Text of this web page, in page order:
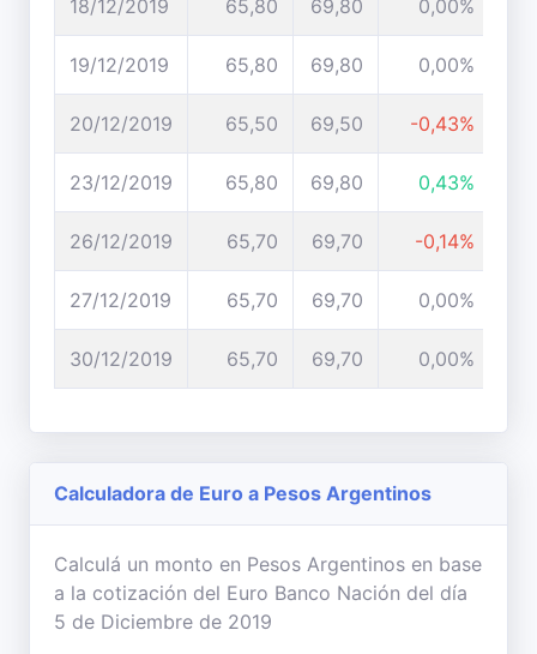
18/12/2019 65,80 69,80 0,00%
19/12/2019 65,80 69,80 0,00%
20/12/2019 65,50 69,50 -0,43%
23/12/2019 65,80 69,80 0,43%
26/12/2019 65,70 69,70 -0,14%
27/12/2019 65,70 69,70 0,00%
30/12/2019 65,70 69,70 0,00%
Calculadora de Euro a Pesos Argentinos
Calculá un monto en Pesos Argentinos en base
a la cotización del Euro Banco Nación del día
5 de Diciembre de 2019